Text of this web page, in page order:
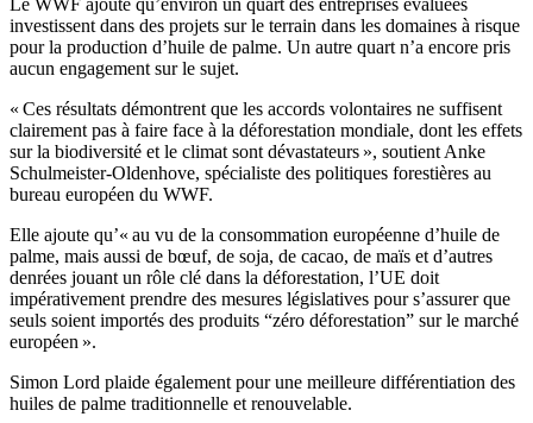
Le WWF ajoute qu’environ un quart des entreprises évaluées
investissent dans des projets sur le terrain dans les domaines à risque
pour la production d’huile de palme. Un autre quart n’a encore pris
aucun engagement sur le sujet.
« Ces résultats démontrent que les accords volontaires ne suffisent
clairement pas à faire face à la déforestation mondiale, dont les effets
sur la biodiversité et le climat sont dévastateurs », soutient Anke
Schulmeister-Oldenhove, spécialiste des politiques forestières au
bureau européen du WWF.
Elle ajoute qu’« au vu de la consommation européenne d’huile de
palme, mais aussi de bœuf, de soja, de cacao, de maïs et d’autres
denrées jouant un rôle clé dans la déforestation, l’UE doit
impérativement prendre des mesures législatives pour s’assurer que
seuls soient importés des produits “zéro déforestation” sur le marché
européen ».
Simon Lord plaide également pour une meilleure différentiation des
huiles de palme traditionnelle et renouvelable.